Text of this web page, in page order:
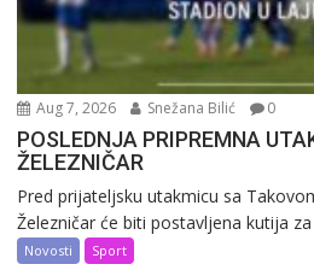
Aug 7, 2026 Snežana Bilić 0
POSLEDNJA PRIPREMNA
ŽELEZNIČAR
Pred prijateljsku utakmicu sa
Železničar će biti postavljena kutija
Novosti Sport